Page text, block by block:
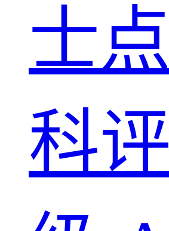
士点
科评